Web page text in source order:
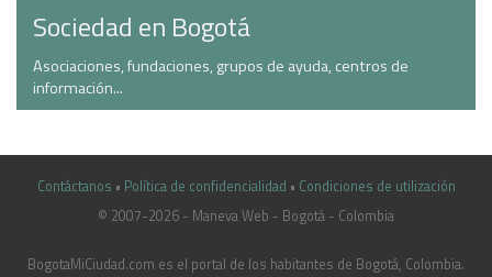
Sociedad en Bogotá
Asociaciones, fundaciones, grupos de ayuda, centros de
información...
Contáctanos • Política de confidencialidad • Condiciones de utilización
© 2007-2026 - Maneva Web - Bogotá - Colombia
casinoluck.ca
BogotaMiCiudad.com es el portal de los habitantes de Bogotá, Colombia.